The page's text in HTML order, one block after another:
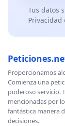
Tus datos
Privacidad
Proporcionamos
Comienza una
poderoso servicio.
mencionadas por
fantástica manera
decisiones.